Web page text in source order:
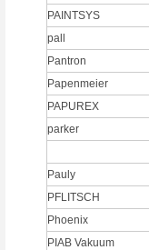
PAINTSYS
pall
Pantron
Papenmeier
PAPUREX
parker
Pauly
PFLITSCH
Phoenix
PIAB Vakuum